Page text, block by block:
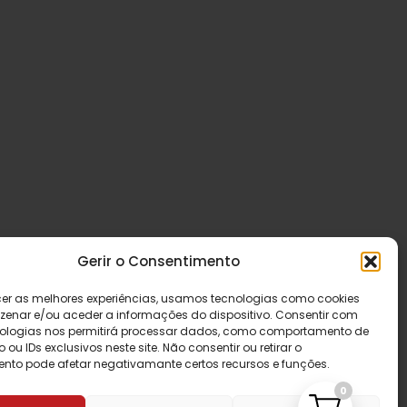
Gerir o Consentimento
as melhores experiências, usamos tecnologias como cookies
e/ou aceder a informações do dispositivo. Consentir com
nos permitirá processar dados, como comportamento de
IDs exclusivos neste site. Não consentir ou retirar o
pode afetar negativamante certos recursos e funções.
0